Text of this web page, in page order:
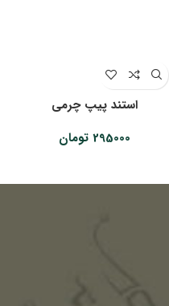
استند پیپ چرمی
295000 تومان